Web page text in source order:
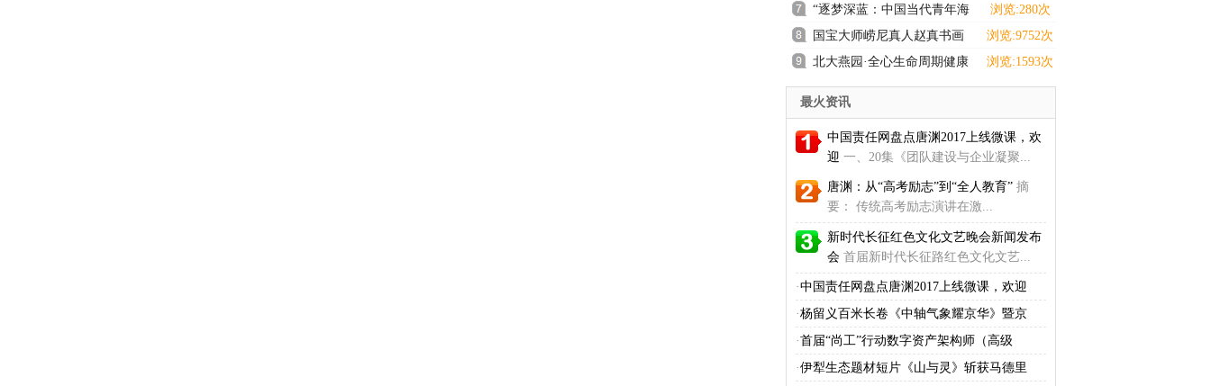
感悟选调担当”实践
“逐梦深蓝：中国当代青年海
洋强国主题设计巡展
浏览:280次
国宝大师崂尼真人赵真书画
拍卖、收藏
浏览:9752次
北大燕园·全心生命周期健康
学院正式启动:
浏览:1593次
最火资讯
中国责任网盘点唐渊2017上线微课，欢
迎 一、20集《团队建设与企业凝聚...
唐渊：从“高考励志”到“全人教育” 摘
要： 传统高考励志演讲在激...
新时代长征红色文化文艺晚会新闻发布
会 首届新时代长征路红色文化文艺...
·中国责任网盘点唐渊2017上线微课，欢迎
·杨留义百米长卷《中轴气象耀京华》暨京
·首届“尚工”行动数字资产架构师（高级
·伊犁生态题材短片《山与灵》斩获马德里